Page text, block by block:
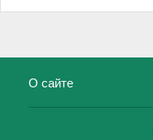
О сайте